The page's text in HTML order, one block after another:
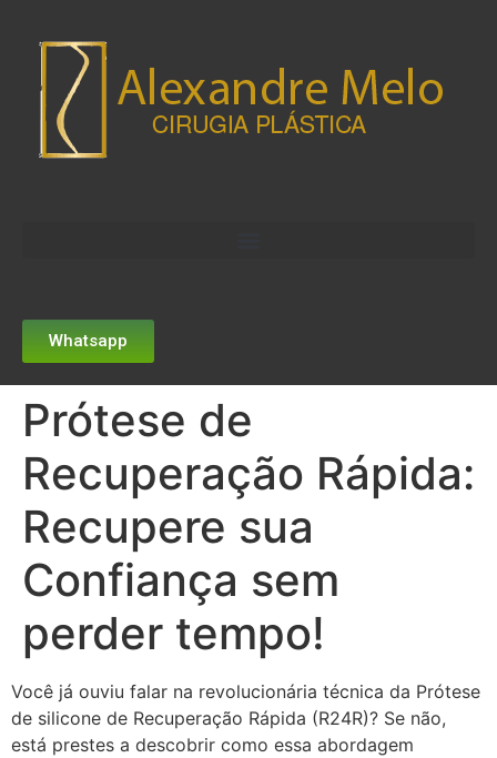
Whatsapp
Prótese de
Recuperação Rápida:
Recupere sua
Confiança sem
perder tempo!
Você já ouviu falar na revolucionária técnica da Prótese
de silicone de Recuperação Rápida (R24R)? Se não,
está prestes a descobrir como essa abordagem